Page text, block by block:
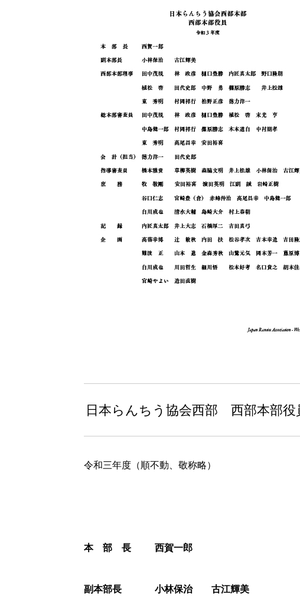
日本らんちう協会西部 西部本部役
令和三年度（順不動、敬称略）
本 部 長 西賀一郎
副本部長 小林保治 古江輝美